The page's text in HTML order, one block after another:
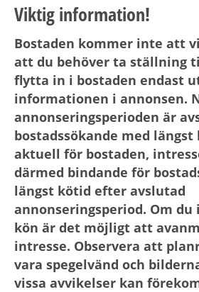
Viktig information!
Bostaden kommer inte att
att du behöver ta ställning
flytta in i bostaden endast
informationen i annonsen.
annonseringsperioden är
bostadssökande med
aktuell för bostaden,
därmed bindande för
längst kötid efter avslutad
annonseringsperiod. Om
kön är det möjligt att
intresse. Observera att
vara spegelvänd och
vissa avvikelser kan